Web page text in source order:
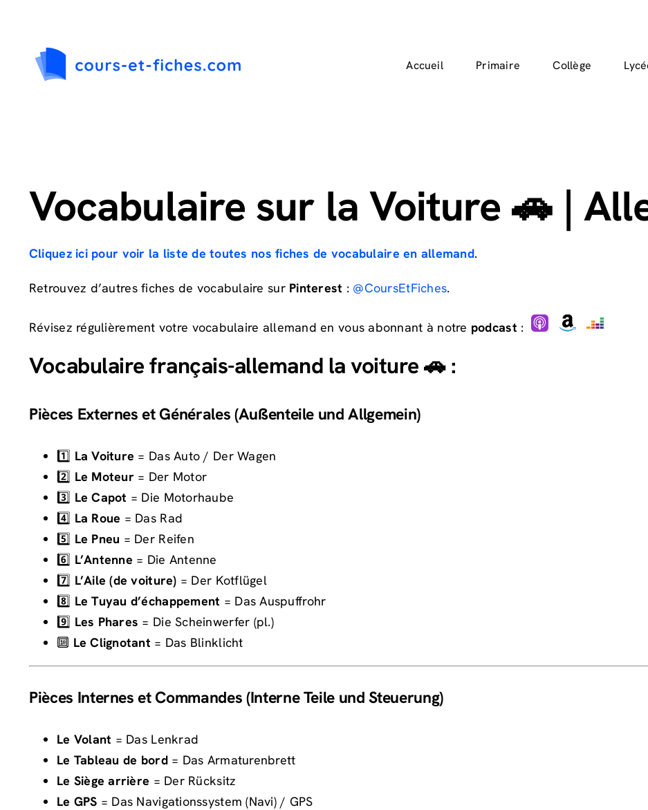
contenu
Accueil Primaire Collège
Vocabulaire sur la Voiture 🚗 |
Cliquez ici pour voir la liste de toutes nos fiches de vocabulaire en allemand.
Retrouvez d’autres fiches de vocabulaire sur Pinterest : @CoursEtFiches.
Révisez régulièrement votre vocabulaire allemand en vous abonnant à notre podcast :
Vocabulaire français-allemand la voiture 🚗 :
Pièces Externes et Générales (Außenteile und Allgemein)
1️⃣ La Voiture = Das Auto / Der Wagen
2️⃣ Le Moteur= Der Motor
3️⃣ Le Capot = Die Motorhaube
4️⃣ La Roue = Das Rad
5️⃣ Le Pneu = Der Reifen
6️⃣ L’Antenne = Die Antenne
7️⃣ L’Aile (de voiture) = Der Kotflügel
8️⃣ Le Tuyau d’échappement = Das Auspuffrohr
9️⃣ Les Phares = Die Scheinwerfer (pl.)
🔟 Le Clignotant = Das Blinklicht
Pièces Internes et Commandes (Interne Teile und Steuerung)
Le Volant = Das Lenkrad
Le Tableau de bord= Das Armaturenbrett
Le Siège arrière = Der Rücksitz
Le GPS = Das Navigationssystem (Navi) / GPS